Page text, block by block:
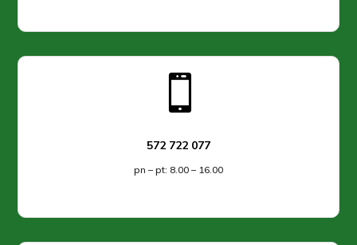

572 722 077
pn – pt: 8.00 – 16.00